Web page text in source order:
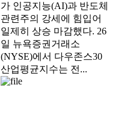
가 인공지능(AI)과 반도체
관련주의 강세에 힘입어
일제히 상승 마감했다. 26
일 뉴욕증권거래소
(NYSE)에서 다우존스30
산업평균지수는 전...